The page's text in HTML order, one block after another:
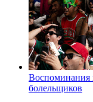
Воспоминания
болельщиков